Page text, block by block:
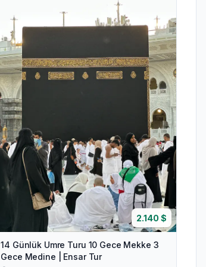
2.140 $
14 Günlük Umre Turu 10 Gece Mekke 3
Gece Medine | Ensar Tur